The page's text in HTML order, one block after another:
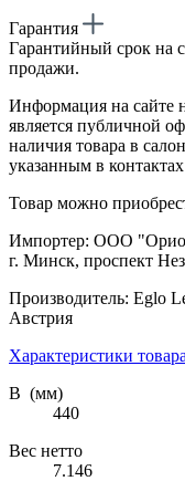
Гарантия
Гарантийный срок на
продажи.
Информация на сайте
является публичной
наличия товара в
указанным в
Товар можно
Импортер: ООО
г. Минск, проспект
Производитель: Eglo
Австрия
Характеристики товара
В (мм)
440
Вес нетто
7.146